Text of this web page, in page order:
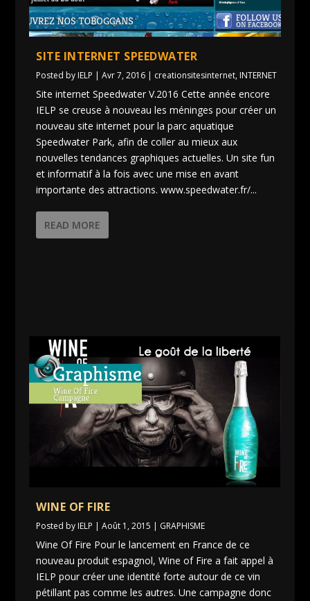
SITE INTERNET SPEEDWATER
Posted by IELP |Avr 7, 2016 creationsitesinternet, INTERNET
Site internet Speedwater V.2016 Cette année encore
IELP se creuse à nouveau les méninges pour créer un
nouveau site internet pour la parc aquatique
Speedwater Park, afin de coller au mieux aux
nouvelles tendances graphiques actuelles. Un site fun
et informatif à la fois avec une mise en avant
importante des attractions. www.speedwater.fr/...
READ MORE
WINE OF FIRE
Posted by IELP |Août 1, 2015 | GRAPHISME
Wine Of Fire Pour le lancement en France de ce
nouveau produit espagnol, Wine of Fire a fait appel à
IELP pour créer une identité forte autour de ce vin
pétillant pas comme les autres. Une campagne donc